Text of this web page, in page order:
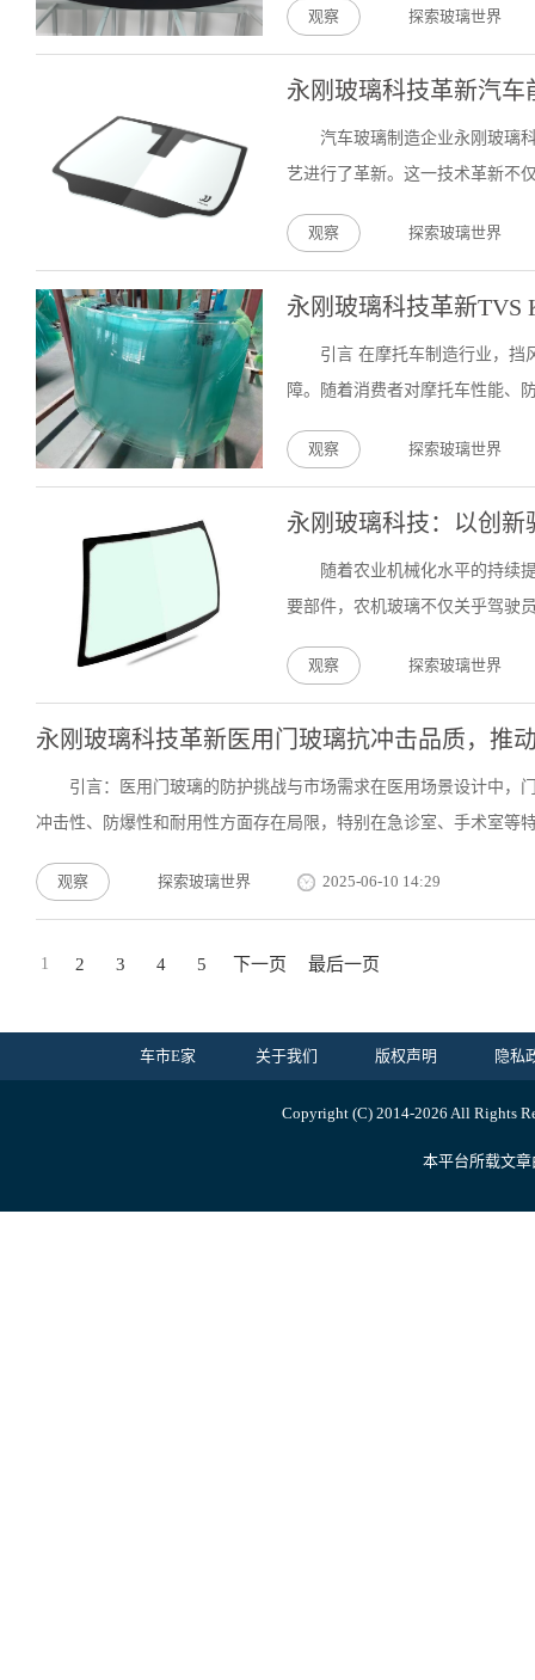
观察 探索玻璃世界
永刚玻璃科技革新汽
汽车玻璃制造企业永刚玻璃
艺进行了革新。这一技术革新不
观察 探索玻璃世界
永刚玻璃科技革新TVS
引言 在摩托车制造行业，挡
障。随着消费者对摩托车性能、
观察 探索玻璃世界
永刚玻璃科技：以创
随着农业机械化水平的持续
要部件，农机玻璃不仅关乎驾驶
观察 探索玻璃世界
永刚玻璃科技革新医用门玻璃抗冲击品质，推
引言：医用门玻璃的防护挑战与市场需求在医用场景设计中，
冲击性、防爆性和耐用性方面存在局限，特别在急诊室、手术室等
观察 探索玻璃世界 2025-06-10 14:29
1 2 3 4 5 下一页 最后一页
车市E家 关于我们 版权声明 隐私
Copyright (C) 2014-2026 All Rights
本平台所载文章